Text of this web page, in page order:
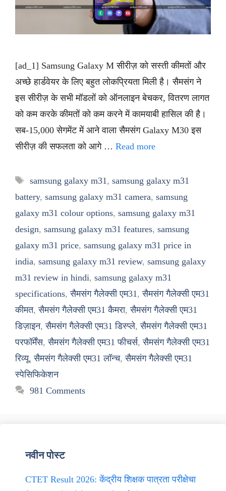
[ad_1] Samsung Galaxy M सीरीज़ को सस्ती कीमतों और
अच्छे हार्डवेयर के लिए बहुत लोकप्रियता मिली है। सैमसंग ने
इस सीरीज़ के सभी मॉडलों को ऑनलाइन बेचकर, वितरण लागत
को कम करके कीमतों को कम करने में कामयाबी हासिल की है।
सब-15,000 सेगमेंट में आने वाला सैमसंग Galaxy M30 इस
सीरीज़ की सफलता को आगे … Read more
Tags
samsung galaxy m31 , samsung galaxy m31
battery, samsung galaxy m31 camera, samsung
galaxy m31 colour options, samsung galaxy m31
design, samsung galaxy m31 features, samsung
galaxy m31 price, samsung galaxy m31 price in
india, samsung galaxy m31 review, samsung galaxy
m31 review in hindi, samsung galaxy m31
specifications,सैमसंग गैलेक्सी एम31 ,सैमसंग गैलेक्सी एम31
कीमत,सैमसंग गैलेक्सी एम31 कैमरा,सैमसंग गैलेक्सी एम31
डिज़ाइन,सैमसंग गैलेक्सी एम31 डिस्प्ले,सैमसंग गैलेक्सी एम31
परफॉर्मेंस,सैमसंग गैलेक्सी एम31 फीचर्स,सैमसंग गैलेक्सी एम31
रिव्यू,सैमसंग गैलेक्सी एम31 लॉन्च,सैमसंग गैलेक्सी एम31
स्पेसिफिकेशन
981 Comments
नवीन पोस्ट
CTET Result 2026: केंद्रीय शिक्षक पात्रता परीक्षेचा